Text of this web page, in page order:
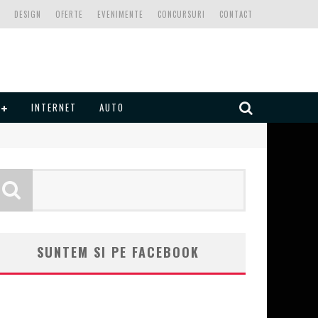
CONTACT
CONCURSURI
EVENIMENTE
OFERTE
DESIGN
INTERNET AUTO
SUNTEM SI PE FACEBOOK